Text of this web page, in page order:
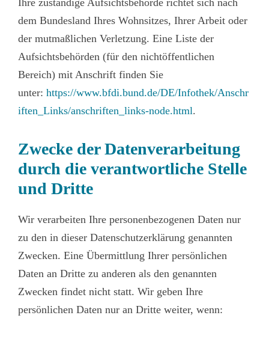
dem Bundesland Ihres Wohnsitzes, Ihrer Arbeit oder
der mutmaßlichen Verletzung. Eine Liste der
Aufsichtsbehörden (für den nichtöffentlichen
Bereich) mit Anschrift finden Sie
unter: https://www.bfdi.bund.de/DE/Infothek/Anschr
iften_Links/anschriften_links-node.html.
Zwecke der Datenverarbeitung
durch die verantwortliche Stelle
und Dritte
Wir verarbeiten Ihre personenbezogenen Daten nur
zu den in dieser Datenschutzerklärung genannten
Zwecken. Eine Übermittlung Ihrer persönlichen
Daten an Dritte zu anderen als den genannten
Zwecken findet nicht statt. Wir geben Ihre
persönlichen Daten nur an Dritte weiter, wenn: